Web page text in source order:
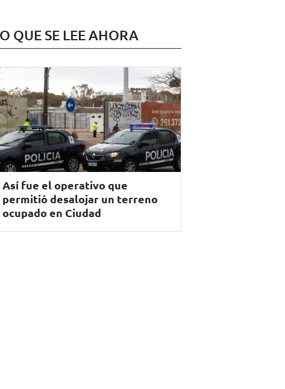
QUE SE LEE AHORA
Así fue el operativo que
permitió desalojar un terreno
ocupado en Ciudad